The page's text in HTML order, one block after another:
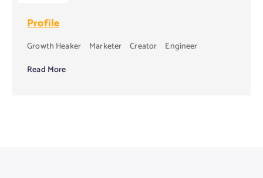
Profile
Growth Heaker Marketer Creator Engineer
Read More